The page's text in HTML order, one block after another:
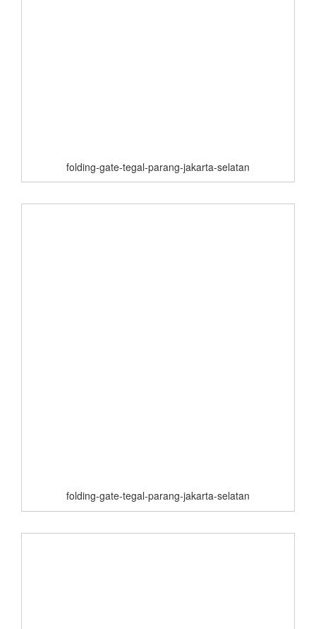
folding-gate-tegal-parang-jakarta-selatan
folding-gate-tegal-parang-jakarta-selatan